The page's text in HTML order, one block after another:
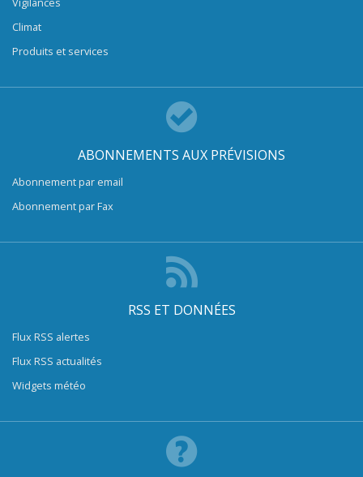
Climat
Produits et services
ABONNEMENTS AUX PRÉVISIONS
Abonnement par email
Abonnement par Fax
RSS ET DONNÉES
Flux RSS alertes
Flux RSS actualités
Widgets météo